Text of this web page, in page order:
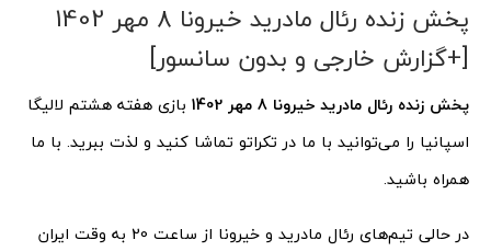
پخش زنده رئال مادرید خیرونا 8 مهر 1402
[+گزارش خارجی و بدون سانسور]
پخش زنده رئال مادرید خیرونا 8 مهر 1402
بازی هفته هشتم لالیگا
اسپانیا را می‌توانید با ما در تکراتو تماشا کنید و لذت ببرید. با ما
همراه باشید.
در حالی تیم‌های رئال مادرید و خیرونا از ساعت 20 به وقت ایران